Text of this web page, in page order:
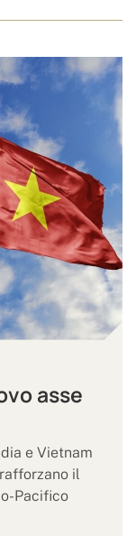
asse
e Vietnam
il
Pacifico